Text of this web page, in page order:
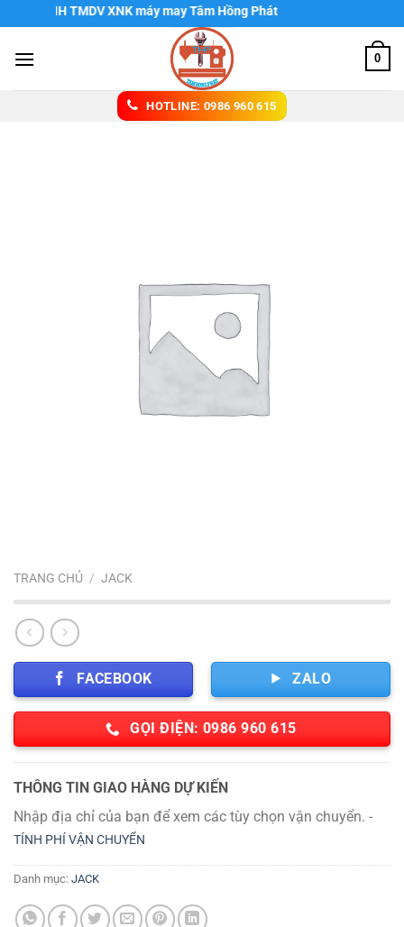
đến
nội
TNHH TMDV XNK máy may Tâm Hồng Phát
0
HOTLINE: 0986 960 615
TRANG CHỦ / JACK
FACEBOOK ZALO
GỌI ĐIỆN: 0986 960 615
THÔNG TIN GIAO HÀNG DỰ KIẾN
Nhập địa chỉ của bạn để xem các tùy chọn vận chuyển. -
TÍNH PHÍ VẬN CHUYỂN
Danh mục: JACK